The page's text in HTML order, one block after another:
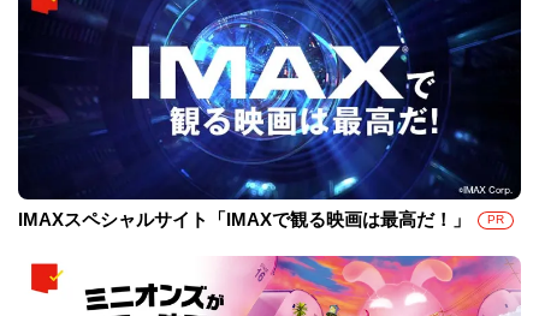
IMAXスペシャルサイト「IMAXで観る映画は最高だ！」 PR